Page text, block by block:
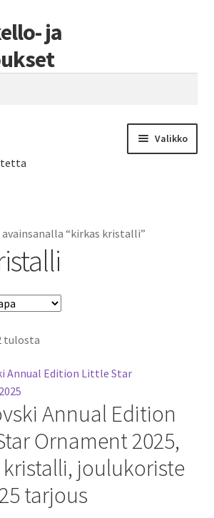
ja
Valikko
“kirkas kristalli”
tulosta
Annual Edition
Ornament 2025,
joulukoriste
tarjous